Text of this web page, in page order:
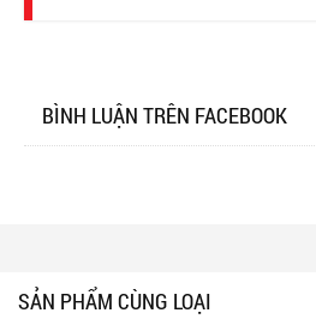
BÌNH LUẬN TRÊN FACEBOOK
SẢN PHẨM CÙNG LOẠI